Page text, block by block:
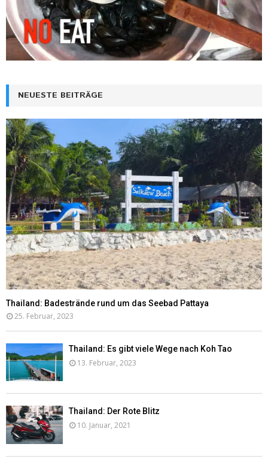
NEUESTE BEITRÄGE
Thailand: Badestrände rund um das Seebad Pattaya
25. Februar, 2023
Thailand: Es gibt viele Wege nach Koh Tao
13. Februar, 2023
Thailand: Der Rote Blitz
10. Januar, 2021